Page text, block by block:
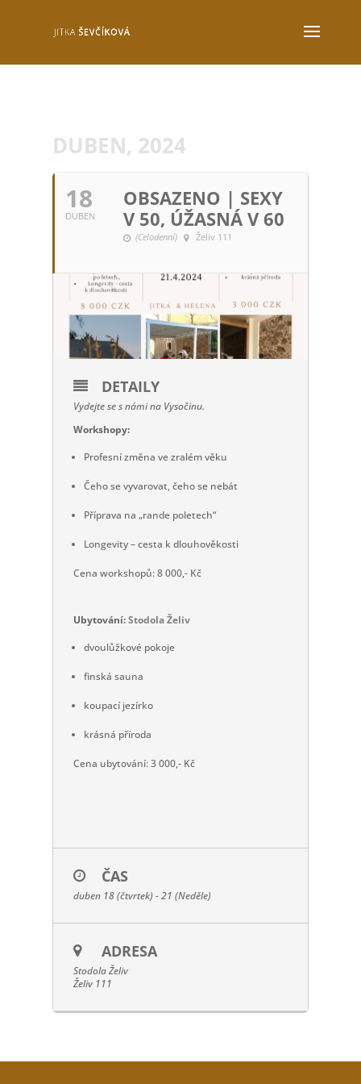
DUBEN, 2024
18
DUBEN
OBSAZENO | SEXY
V 50, ÚŽASNÁ V 60
(Celodenní) Želiv 111
DETAILY
Vydejte se s námi na Vysočinu.
Workshopy:
Profesní změna ve zralém věku
Čeho se vyvarovat, čeho se nebát
Příprava na „rande poletech“
Longevity – cesta k dlouhověkosti
Cena workshopů: 8 000,- Kč
Ubytování:Stodola Želiv
dvoulůžkové pokoje
finská sauna
koupací jezírko
krásná příroda
Cena ubytování: 3 000,- Kč
ČAS
duben 18 (čtvrtek) - 21 (Neděle)
ADRESA
Stodola Želiv
Želiv 111